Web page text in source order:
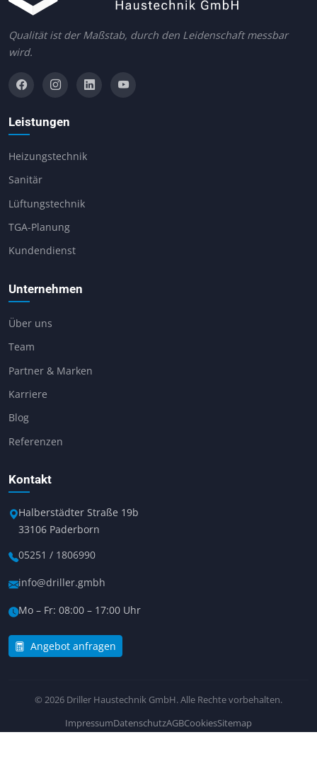
Qualität ist der Maßstab, durch den Leidenschaft messbar
wird.
Leistungen
Heizungstechnik
Sanitär
Lüftungstechnik
TGA-Planung
Kundendienst
Unternehmen
Über uns
Team
Partner & Marken
Karriere
Blog
Referenzen
Kontakt
Halberstädter Straße 19b
33106 Paderborn
05251 / 1806990
info@driller.gmbh
Mo – Fr: 08:00 – 17:00 Uhr
Angebot anfragen
© 2026 Driller Haustechnik GmbH. Alle Rechte vorbehalten.
ImpressumDatenschutzAGBCookiesSitemap